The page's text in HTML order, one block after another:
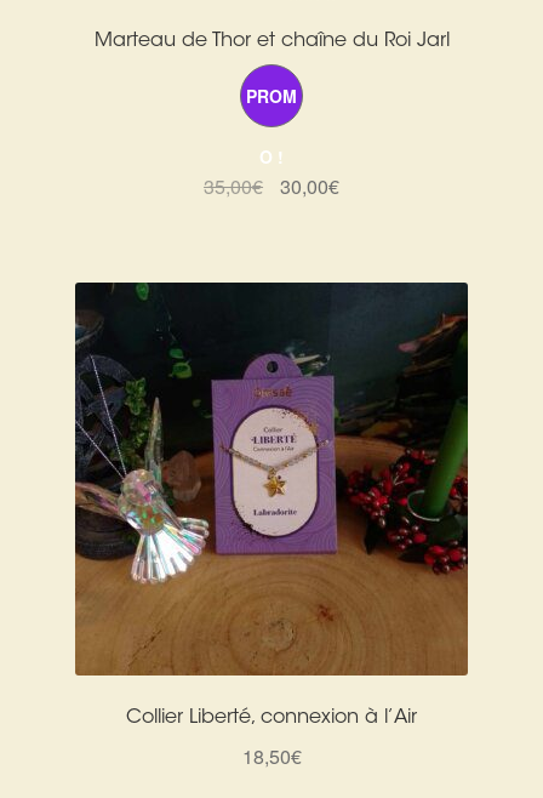
Marteau de Thor et chaîne du Roi Jarl
PROM
O !
35,00€
Le
était :
30,00€Le
est :
Collier Liberté, connexion à l’Air
18,50€